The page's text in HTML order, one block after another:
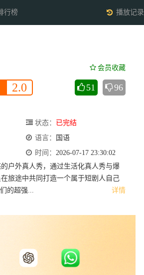
行榜 播放记录
会员收藏
2.0 51 96
状态：
已完结
语言：
国语
时间： 2026-07-17 23:30:02
详情
户外真人秀，通过生活化真人秀与爆
旅途中共同打造一个属于短剧人自己
的超强...